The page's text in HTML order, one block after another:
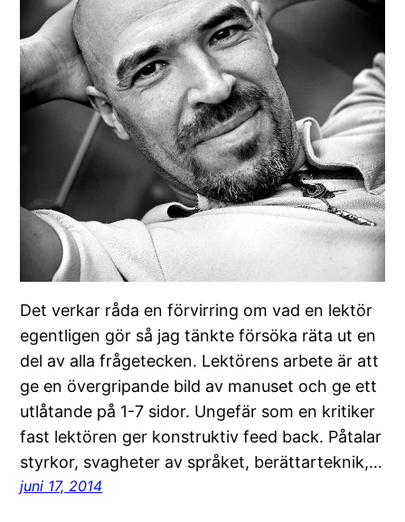
Det verkar råda en förvirring om vad en lektör
egentligen gör så jag tänkte försöka räta ut en
del av alla frågetecken. Lektörens arbete är att
ge en övergripande bild av manuset och ge ett
utlåtande på 1-7 sidor. Ungefär som en kritiker
fast lektören ger konstruktiv feed back. Påtalar
styrkor, svagheter av språket, berättarteknik,…
juni 17, 2014